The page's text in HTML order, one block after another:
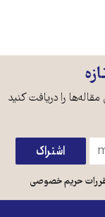
را دریافت کنید
حریم خصوصی